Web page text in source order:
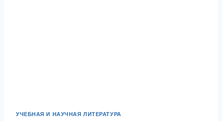
УЧЕБНАЯ И НАУЧНАЯ ЛИТЕРАТУРА